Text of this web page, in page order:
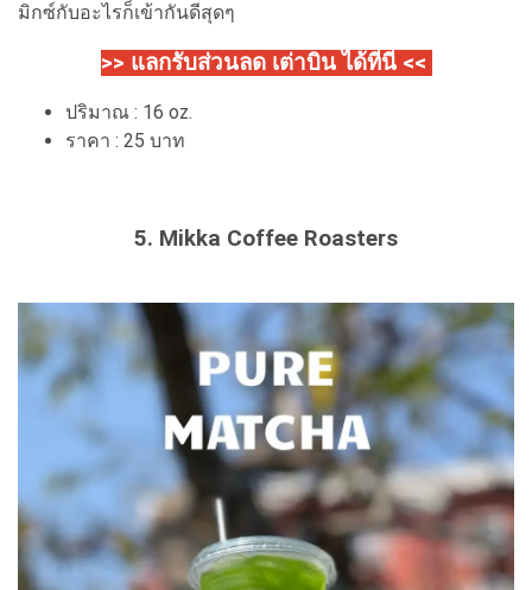
มิกซ์กับอะไรก็เข้ากันดีสุดๆ
>> แลกรับส่วนลด เต่าบิน ได้ที่นี่ <<
ปริมาณ : 16 oz.
ราคา : 25 บาท
5. Mikka Coffee Roasters